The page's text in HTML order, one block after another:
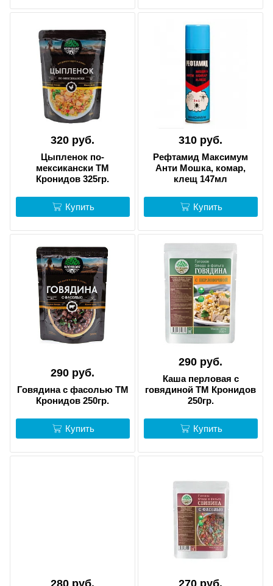
320 руб.
Цыпленок по-
мексикански ТМ
Кронидов 325гр.
Купить
310 руб.
Рефтамид Максимум
Анти Мошка, комар,
клещ 147мл
Купить
290 руб.
Говядина с фасолью ТМ
Кронидов 250гр.
Купить
290 руб.
Каша перловая с
говядиной ТМ Кронидов
250гр.
Купить